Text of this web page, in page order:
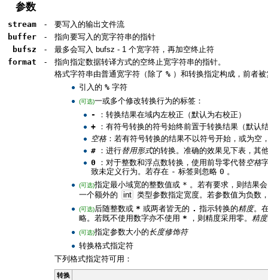
参数
stream -
要写入的输出文件流
buffer
-
指向要写入的宽字符串的指针
bufsz
-
最多会写入 bufsz - 1 个宽字符，再加空终止符
format
-
指向指定数据转译方式的空终止宽字符串的指针。
格式字符串由普通宽字符（除了 %）和转换指定构成，前者
引入的 %字符
(可选)一或多个修改转换行为的标签：
-
：转换结果在域内左校正（默认为右校正）
+ ：有符号转换的符号始终前置于转换结果（默认
空格 ：若有符号转换的结果不以符号开始，或为
# ：进行替用形式的转换。准确的效果见下表，其
0 ：对于整数和浮点数转换，使用前导零代替空格
致未定义行为。若存在 - 标签则忽略0 。
(可选)指定最小域宽的整数值或 * 。若有要求，则结果
一个额外的
int 类型参数指定宽度。若参数值为负数
(可选)后随整数或 * 或两者皆无的 . 指示转换的精度。
略。若既不使用数字亦不使用 * ，则精度采用零。 精度
(可选)指定参数大小的长度修饰符
转换格式指定符
下列格式指定符可用：
转换